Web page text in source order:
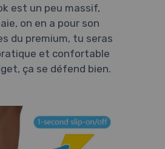
est un peu massif,
on en a pour son
du premium, tu seras
et confortable
ça se défend bien.